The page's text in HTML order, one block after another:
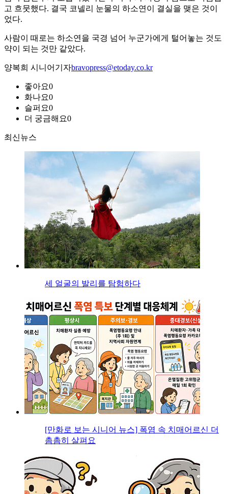
고 흐뭇했다. 결국 코넬리 눈물의 하소연이 결실을 맺은 것이
었다.
사람이 때로는 하소연을 국경 넘어 누군가에게 털어놓는 것도
약이 되는 것만 같았다.
양복희 시니어기자bravopress@etoday.co.kr
좋아요0
화나요0
슬퍼요0
더 궁금해요0
최신뉴스
세 얼굴의 발리를 탐험하다
[만화로 보는 시니어 뉴스] 폭염 속 치매어르신 더
촘촘히 살펴요